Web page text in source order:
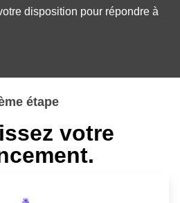
disposition pour répondre à
étape
votre